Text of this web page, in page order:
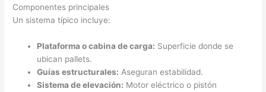
Componentes principales
Un sistema típico incluye:
Plataforma o cabina de carga: Superficie donde se
ubican pallets.
Guías estructurales: Aseguran estabilidad.
Sistema de elevación: Motor eléctrico o pistón